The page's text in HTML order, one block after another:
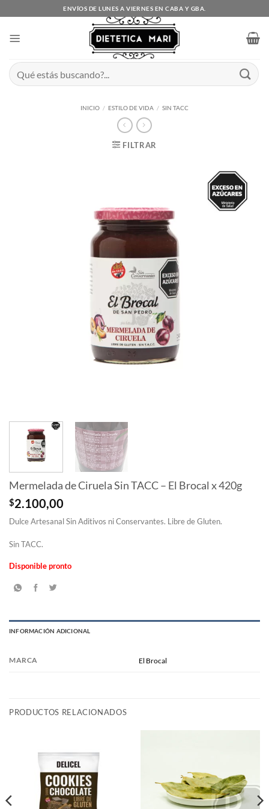
al
ENVÍOS DE LUNES A VIERNES EN CABA Y GBA.
Buscar
por:
INICIO / ESTILO DE VIDA / SIN TACC
FILTRAR
Mermelada de Ciruela Sin TACC – El Brocal x 420g
$2.100,00
Dulce Artesanal Sin Aditivos ni Conservantes. Libre de Gluten.
Sin TACC.
Disponible pronto
INFORMACIÓN ADICIONAL
MARCA El Brocal
PRODUCTOS RELACIONADOS